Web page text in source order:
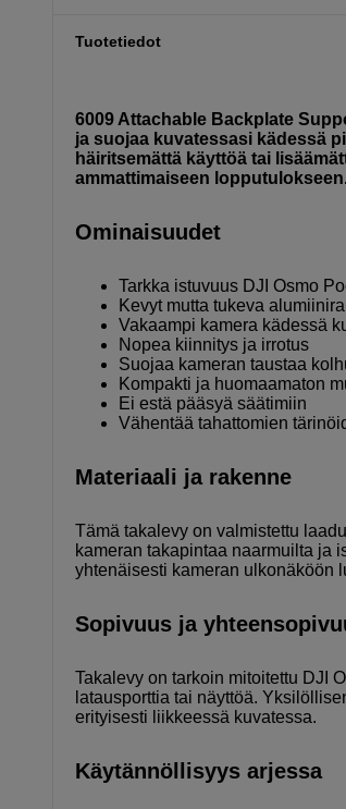
Tuotetiedot
6009 Attachable Backplate
ja suojaa kuvatessasi kädessä
häiritsemättä käyttöä tai
ammattimaiseen
Ominaisuudet
Tarkka istuvuus DJI Osmo
Kevyt mutta tukeva
Vakaampi kamera kädessä
Nopea kiinnitys ja irrotus
Suojaa kameran taustaa
Kompakti ja huomaamaton
Ei estä pääsyä säätimiin
Vähentää tahattomien
Materiaali ja rakenne
Tämä takalevy on valmistettu
kameran takapintaa naarmuilta ja
yhtenäisesti kameran ulkonäköön
Sopivuus ja
Takalevy on tarkoin mitoitettu DJI
latausporttia tai näyttöä.
erityisesti liikkeessä kuvatessa.
Käytännöllisyys arjessa